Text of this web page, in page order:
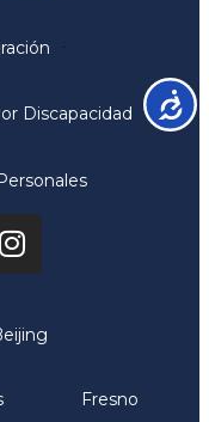
Discapacidad
Fresno